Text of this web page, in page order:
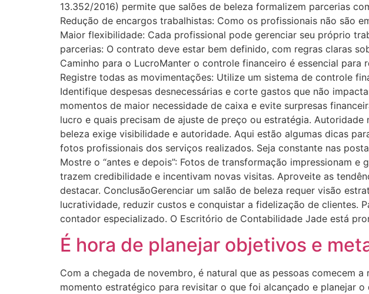
13.352/2016) permite que salões de beleza formalizem parcerias
Redução de encargos trabalhistas: Como os profissionais não são
Maior flexibilidade: Cada profissional pode gerenciar seu próprio
parcerias: O contrato deve estar bem definido, com regras claras
Caminho para o LucroManter o controle financeiro é essencial
Registre todas as movimentações: Utilize um sistema de controle
Identifique despesas desnecessárias e corte gastos que não
momentos de maior necessidade de caixa e evite surpresas
lucro e quais precisam de ajuste de preço ou estratégia.
beleza exige visibilidade e autoridade. Aqui estão algumas dicas
fotos profissionais dos serviços realizados. Seja constante nas
Mostre o “antes e depois”: Fotos de transformação impressionam
trazem credibilidade e incentivam novas visitas. Aproveite as
destacar. ConclusãoGerenciar um salão de beleza requer visão
lucratividade, reduzir custos e conquistar a fidelização de clientes.
contador especializado. O Escritório de Contabilidade Jade está
É hora de planejar objetivos e
Com a chegada de novembro, é natural que as pessoas comecem
momento estratégico para revisitar o que foi alcançado e planejar